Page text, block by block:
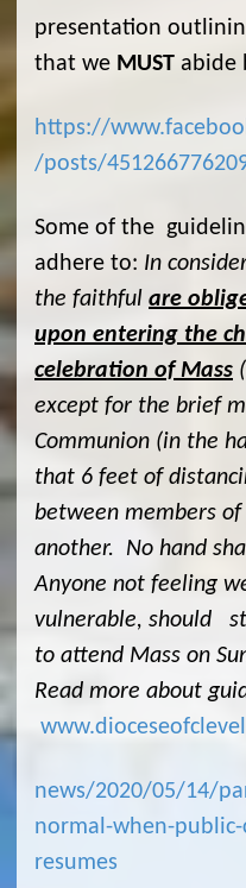
presentation
that we MUST abide
https://
/posts/
Some of the
adhere to: In
the faithful are
upon entering the
celebration of Mass
except for the brief
Communion (in the
that 6 feet of
between members
another. No hand
Anyone not feeling
vulnerable, should
to attend Mass on
Read more about
news/2020/05/14/
normal-when-
resumes